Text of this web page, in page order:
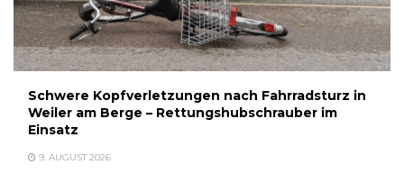
Schwere Kopfverletzungen nach Fahrradsturz in
Weiler am Berge – Rettungshubschrauber im
Einsatz
9. AUGUST 2026